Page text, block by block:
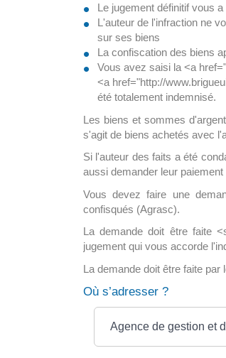
Le jugement définitif vous
L'auteur de l'infraction ne
sur ses biens
La confiscation des biens
Vous avez saisi la <a
<a href="http://
été totalement indemnisé.
Les biens et sommes
s'agit de biens achetés avec
Si l'auteur des faits a été
aussi demander leur
Vous devez faire une
confisqués (Agrasc).
La demande doit être faite
jugement qui vous accorde
La demande doit être faite
Où s’adresser ?
Agence de gestion et